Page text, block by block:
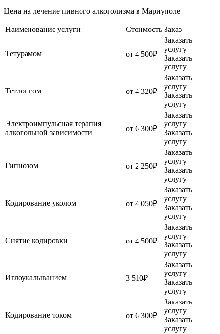
Цена на лечение пивного алкоголизма в Мариуполе
Наименование услуги Стоимость Заказ
Тетурамом от 4 500₽
Заказать
услугу
Заказать
услугу
Тетлонгом от 4 320₽
Заказать
услугу
Заказать
услугу
Электроимпульсная терапия
алкогольной зависимости
от 6 300₽
Заказать
услугу
Заказать
услугу
Гипнозом от 2 250₽
Заказать
услугу
Заказать
услугу
Кодирование уколом от 4 050₽
Заказать
услугу
Заказать
услугу
Снятие кодировки от 4 500₽
Заказать
услугу
Заказать
услугу
Иглоукалыванием 3 510₽
Заказать
услугу
Заказать
услугу
Кодирование током от 6 300₽
Заказать
услугу
Заказать
услугу